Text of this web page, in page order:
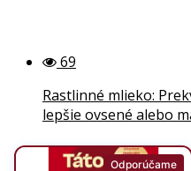
69
Rastlinné mlieko:
lepšie ovsené alebo